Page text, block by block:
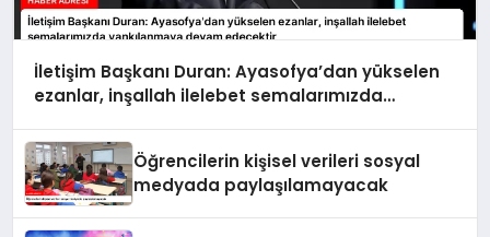
İletişim Başkanı Duran: Ayasofya’dan yükselen
ezanlar, inşallah ilelebet semalarımızda
Öğrencilerin kişisel verileri sosyal
medyada paylaşılamayacak